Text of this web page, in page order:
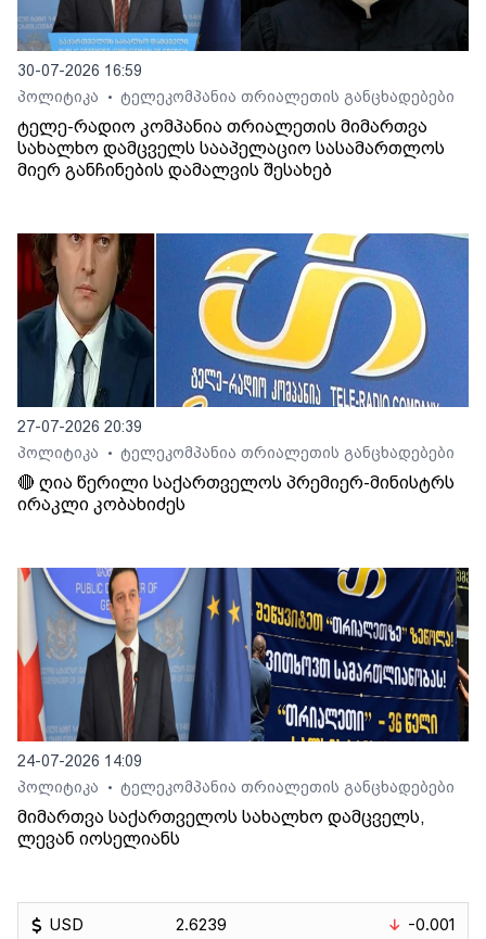
30-07-2026 16:59
პოლიტიკა
• ტელეკომპანია თრიალეთის განცხადებები
ტელე-რადიო კომპანია თრიალეთის მიმართვა
სახალხო დამცველს სააპელაციო სასამართლოს
მიერ განჩინების დამალვის შესახებ
27-07-2026 20:39
პოლიტიკა
• ტელეკომპანია თრიალეთის განცხადებები
🔴 ღია წერილი საქართველოს პრემიერ-მინისტრს
ირაკლი კობახიძეს
24-07-2026 14:09
პოლიტიკა
• ტელეკომპანია თრიალეთის განცხადებები
მიმართვა საქართველოს სახალხო დამცველს,
ლევან იოსელიანს
USD
2.6239
-0.001